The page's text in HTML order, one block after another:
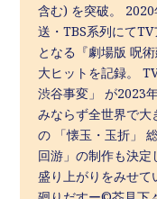
含む) を突破。
送・TBS系列にて
となる『劇場版 呪
大ヒットを記録。
渋谷事変」 が2023
みならず全世界で
の 「懐玉・玉折」
回游」の制作も決
盛り上がりをみせ